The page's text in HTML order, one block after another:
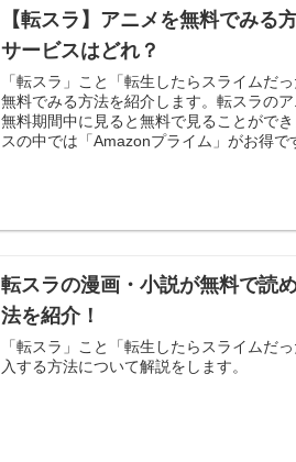
【転スラ】アニメを無料でみる
サービスはどれ？
「転スラ」こと「転生したらスライムだ
無料でみる方法を紹介します。転スラの
無料期間中に見ると無料で見ることがで
スの中では「Amazonプライム」がお得で
転スラの漫画・小説が無料で読
法を紹介！
「転スラ」こと「転生したらスライムだ
入する方法について解説をします。